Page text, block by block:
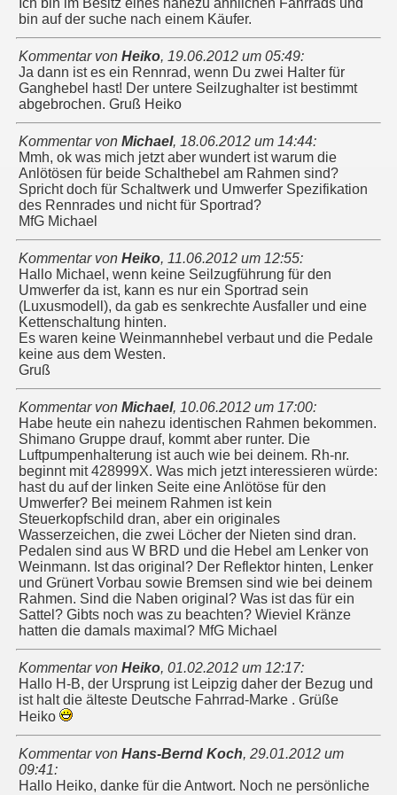
Ich bin im Besitz eines nahezu ähnlichen Fahrrads und
bin auf der suche nach einem Käufer.
Kommentar von Heiko, 19.06.2012 um 05:49:
Ja dann ist es ein Rennrad, wenn Du zwei Halter für
Ganghebel hast! Der untere Seilzughalter ist bestimmt
abgebrochen. Gruß Heiko
Kommentar von Michael, 18.06.2012 um 14:44:
Mmh, ok was mich jetzt aber wundert ist warum die
Anlötösen für beide Schalthebel am Rahmen sind?
Spricht doch für Schaltwerk und Umwerfer Spezifikation
des Rennrades und nicht für Sportrad?
MfG Michael
Kommentar von Heiko, 11.06.2012 um 12:55:
Hallo Michael, wenn keine Seilzugführung für den
Umwerfer da ist, kann es nur ein Sportrad sein
(Luxusmodell), da gab es senkrechte Ausfaller und eine
Kettenschaltung hinten.
Es waren keine Weinmannhebel verbaut und die Pedale
keine aus dem Westen.
Gruß
Kommentar von Michael, 10.06.2012 um 17:00:
Habe heute ein nahezu identischen Rahmen bekommen.
Shimano Gruppe drauf, kommt aber runter. Die
Luftpumpenhalterung ist auch wie bei deinem. Rh-nr.
beginnt mit 428999X. Was mich jetzt interessieren würde:
hast du auf der linken Seite eine Anlötöse für den
Umwerfer? Bei meinem Rahmen ist kein
Steuerkopfschild dran, aber ein originales
Wasserzeichen, die zwei Löcher der Nieten sind dran.
Pedalen sind aus W BRD und die Hebel am Lenker von
Weinmann. Ist das original? Der Reflektor hinten, Lenker
und Grünert Vorbau sowie Bremsen sind wie bei deinem
Rahmen. Sind die Naben original? Was ist das für ein
Sattel? Gibts noch was zu beachten? Wieviel Kränze
hatten die damals maximal? MfG Michael
Kommentar von Heiko, 01.02.2012 um 12:17:
Hallo H-B, der Ursprung ist Leipzig daher der Bezug und
ist halt die älteste Deutsche Fahrrad-Marke . Grüße
Heiko
Kommentar von Hans-Bernd Koch, 29.01.2012 um
09:41:
Hallo Heiko, danke für die Antwort. Noch ne persönliche